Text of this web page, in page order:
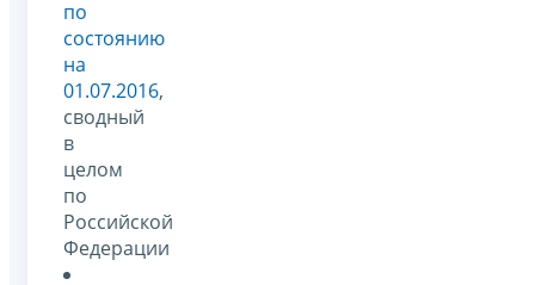
по
состоянию
на
01.07.2016,
сводный
в
целом
по
Российской
Федерации